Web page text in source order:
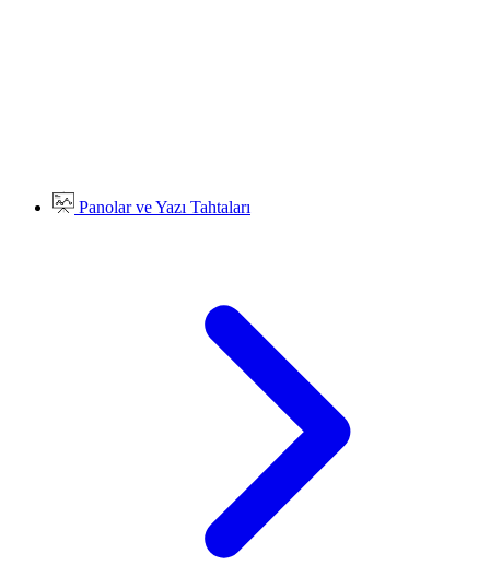
Panolar ve Yazı Tahtaları